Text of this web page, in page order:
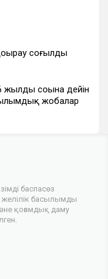
соғылды
соңына дейін
жобалар
баспасөз
желілік басылымды
қоғамдық даму